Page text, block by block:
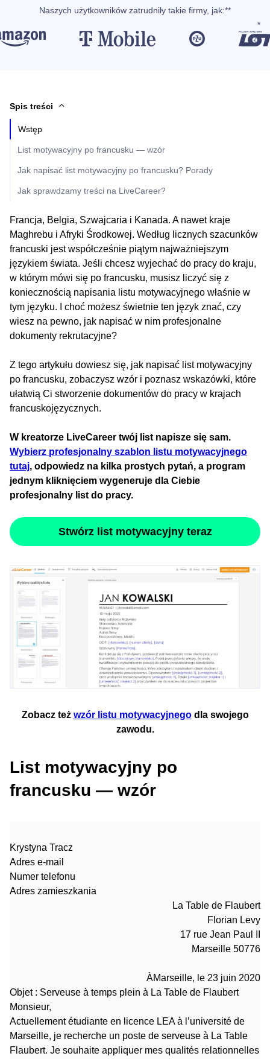
Naszych użytkowników zatrudniły takie firmy, jak:**
Spis treści
Wstęp
List motywacyjny po francusku — wzór
Jak napisać list motywacyjny po francusku? Porady
Jak sprawdzamy treści na LiveCareer?
Francja, Belgia, Szwajcaria i Kanada. A nawet kraje
Maghrebu i Afryki Środkowej. Według licznych szacunków
francuski jest współcześnie piątym najważniejszym
językiem świata. Jeśli chcesz wyjechać do pracy do kraju,
w którym mówi się po francusku, musisz liczyć się z
koniecznością napisania listu motywacyjnego właśnie w
tym języku. I choć możesz świetnie ten język znać, czy
wiesz na pewno, jak napisać w nim profesjonalne
dokumenty rekrutacyjne?
Z tego artykułu dowiesz się, jak napisać list motywacyjny
po francusku, zobaczysz wzór i poznasz wskazówki, które
ułatwią Ci stworzenie dokumentów do pracy w krajach
francuskojęzycznych.
W kreatorze LiveCareer twój list napisze się sam.
Wybierz profesjonalny szablon listu motywacyjnego
tutaj, odpowiedz na kilka prostych pytań, a program
jednym kliknięciem wygeneruje dla Ciebie
profesjonalny list do pracy.
Stwórz list motywacyjny teraz
Zobacz też wzór listu motywacyjnegodla swojego
zawodu.
List motywacyjny po
francusku — wzór
Krystyna Tracz
Adres e-mail
Numer telefonu
Adres zamieszkania
La Table de Flaubert
Florian Levy
17 rue Jean Paul II
Marseille 50776
ÀMarseille, le 23 juin 2020
Objet : Serveuse à temps plein à La Table de Flaubert
Monsieur,
Actuellement étudiante en licence LEA à l’université de
Marseille, je recherche un poste de serveuse à La Table
Flaubert. Je souhaite appliquer mes qualités relationnelles